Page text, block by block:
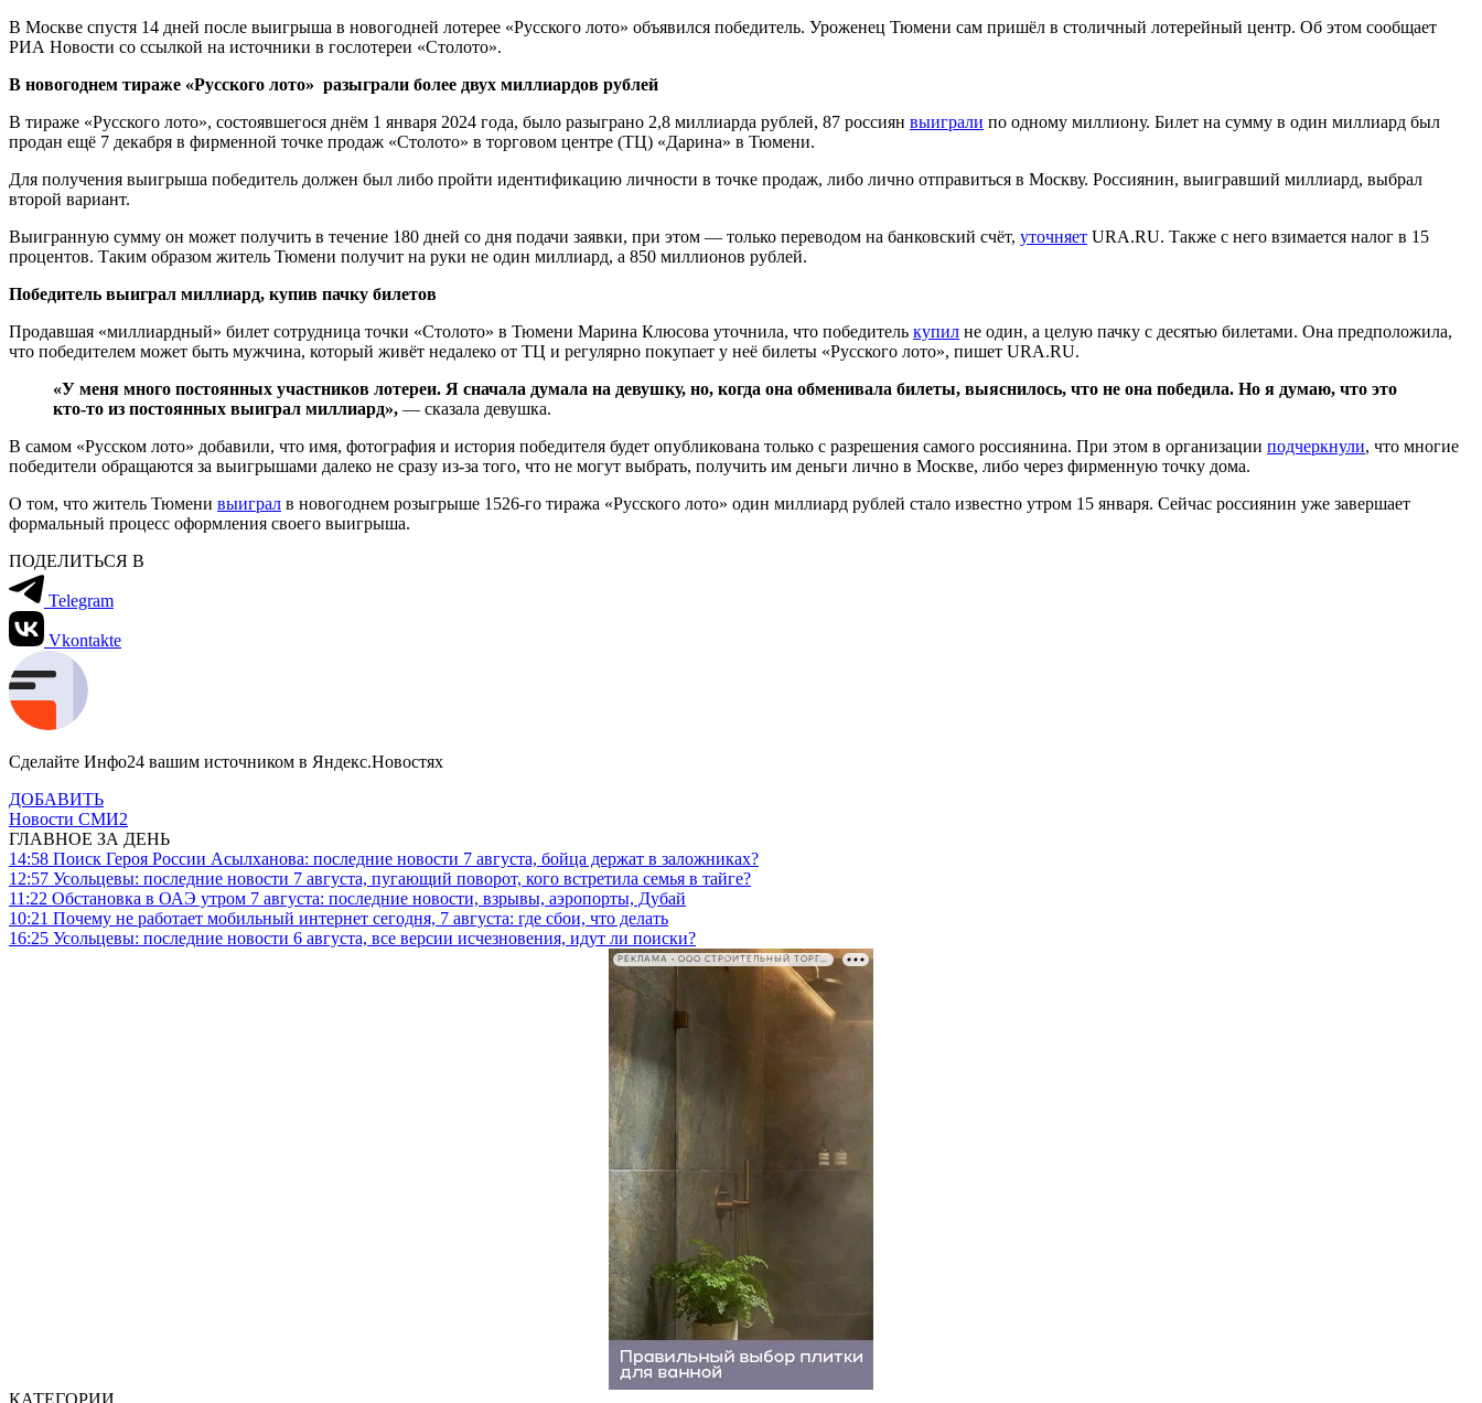
В Москве спустя 14 дней после выигрыша в новогодней лотерее «Русского лото» объявился победитель. Уроженец Тюмени сам пришёл в столичный лотерейный центр. Об этом сообщает
РИА Новости со ссылкой на источники в гослотереи «Столото».
В новогоднем тираже «Русского лото» разыграли более двух миллиардов рублей
В тираже «Русского лото», состоявшегося днём 1 января 2024 года, было разыграно 2,8 миллиарда рублей, 87 россиян выиграли по одному миллиону. Билет на сумму в один миллиард был
продан ещё 7 декабря в фирменной точке продаж «Столото» в торговом центре (ТЦ) «Дарина» в Тюмени.
Для получения выигрыша победитель должен был либо пройти идентификацию личности в точке продаж, либо лично отправиться в Москву. Россиянин, выигравший миллиард, выбрал
второй вариант.
Выигранную сумму он может получить в течение 180 дней со дня подачи заявки, при этом — только переводом на банковский счёт, уточняет URA.RU. Также с него взимается налог в 15
процентов. Таким образом житель Тюмени получит на руки не один миллиард, а 850 миллионов рублей.
Победитель выиграл миллиард, купив пачку билетов
Продавшая «миллиардный» билет сотрудница точки «Столото» в Тюмени Марина Клюсова уточнила, что победитель купил не один, а целую пачку с десятью билетами. Она предположила,
что победителем может быть мужчина, который живёт недалеко от ТЦ и регулярно покупает у неё билеты «Русского лото», пишет URA.RU.
«У меня много постоянных участников лотереи. Я сначала думала на девушку, но, когда она обменивала билеты, выяснилось, что не она победила. Но я думаю, что это
кто-то из постоянных выиграл миллиард», — сказала девушка.
В самом «Русском лото» добавили, что имя, фотография и история победителя будет опубликована только с разрешения самого россиянина. При этом в организации подчеркнули, что многие
победители обращаются за выигрышами далеко не сразу из-за того, что не могут выбрать, получить им деньги лично в Москве, либо через фирменную точку дома.
О том, что житель Тюмени выиграл в новогоднем розыгрыше 1526-го тиража «Русского лото» один миллиард рублей стало известно утром 15 января. Сейчас россиянин уже завершает
формальный процесс оформления своего выигрыша.
ПОДЕЛИТЬСЯ В
Telegram
Vkontakte
Сделайте Инфо24 вашим источником в Яндекс.Новостях
ДОБАВИТЬ
Новости СМИ2
ГЛАВНОЕ ЗА ДЕНЬ
14:58 Поиск Героя России Асылханова: последние новости 7 августа, бойца держат в заложниках?
12:57 Усольцевы: последние новости 7 августа, пугающий поворот, кого встретила семья в тайге?
11:22 Обстановка в ОАЭ утром 7 августа: последние новости, взрывы, аэропорты, Дубай
10:21 Почему не работает мобильный интернет сегодня, 7 августа: где сбои, что делать
16:25 Усольцевы: последние новости 6 августа, все версии исчезновения, идут ли поиски?
РЕКЛАМА • ООО СТРОИТЕЛЬНЫЙ ТОРГОВЫЙ ДОМ «ПЕТРОВИЧ». ИНН: 7802348846
КАТЕГОРИИ